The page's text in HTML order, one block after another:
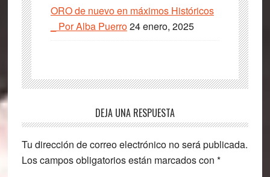
ORO de nuevo en máximos Históricos
_ Por Alba Puerro24 enero, 2025
Interacciones
con
los
lectores
DEJA UNA RESPUESTA
Tu dirección de correo electrónico no será publicada.
Los campos obligatorios están marcados con *